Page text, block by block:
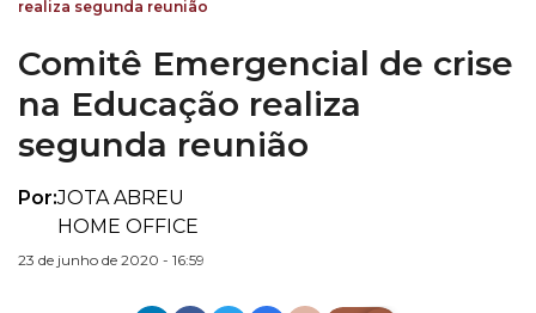
realiza segunda reunião
Comitê Emergencial de crise
na Educação realiza
segunda reunião
Por:JOTA ABREU
HOME OFFICE
23 de junho de 2020 - 16:59